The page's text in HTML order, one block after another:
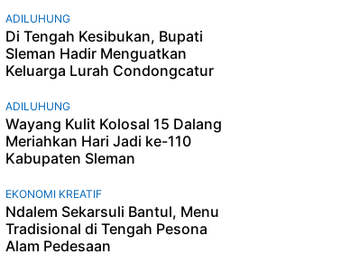
ADILUHUNG
Di Tengah Kesibukan, Bupati
Sleman Hadir Menguatkan
Keluarga Lurah Condongcatur
ADILUHUNG
Wayang Kulit Kolosal 15 Dalang
Meriahkan Hari Jadi ke-110
Kabupaten Sleman
EKONOMI KREATIF
Ndalem Sekarsuli Bantul, Menu
Tradisional di Tengah Pesona
Alam Pedesaan